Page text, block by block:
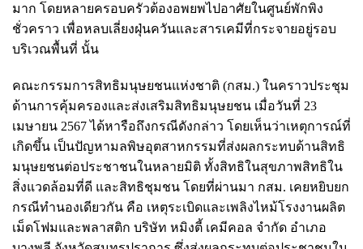
มาก โดยหลายครอบครัวต้องอพยพไปอาศัยในศูนย์พักพิง
ชั่วคราว เพื่อหลบเลี่ยงฝุ่นควันและสารเคมีที่กระจายอยู่รอบ
บริเวณพื้นที่ นั้น
คณะกรรมการสิทธิมนุษยชนแห่งชาติ (กสม.) ในคราวประชุม
ด้านการคุ้มครองและส่งเสริมสิทธิมนุษยชน เมื่อวันที่ 23
เมษายน 2567 ได้หารือถึงกรณีดังกล่าว โดยเห็นว่าเหตุการณ์ที่
เกิดขึ้น เป็นปัญหามลพิษอุตสาหกรรมที่ส่งผลกระทบด้านสิทธิ
มนุษยชนต่อประชาชนในหลายมิติ ทั้งสิทธิในสุขภาพสิทธิใน
สิ่งแวดล้อมที่ดี และสิทธิชุมชน โดยที่ผ่านมา กสม. เคยหยิบยก
กรณีทำนองเดียวกัน คือ เหตุระเบิดและเพลิงไหม้โรงงานผลิต
เม็ดโฟมและพลาสติก บริษัท หมิงตี้ เคมีคอล จำกัด อำเภอ